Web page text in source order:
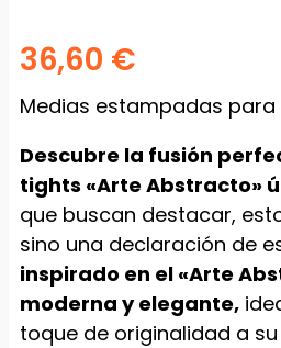
36,60 €
Medias estampadas para
Descubre la fusión
tights «Arte Abstracto»
que buscan destacar,
sino una declaración de
inspirado en el «Arte
moderna y elegante,
toque de originalidad a